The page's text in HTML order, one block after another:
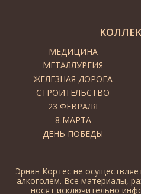
МЕДИЦИНА
МЕТАЛЛУРГИЯ
ЖЕЛЕЗНАЯ ДОРОГА
СТРОИТЕЛЬСТВО
23 ФЕВРАЛЯ
8 МАРТА
ДЕНЬ ПОБЕДЫ
Эрнан Кортес не
алкоголем. Все материалы,
носят исключительно